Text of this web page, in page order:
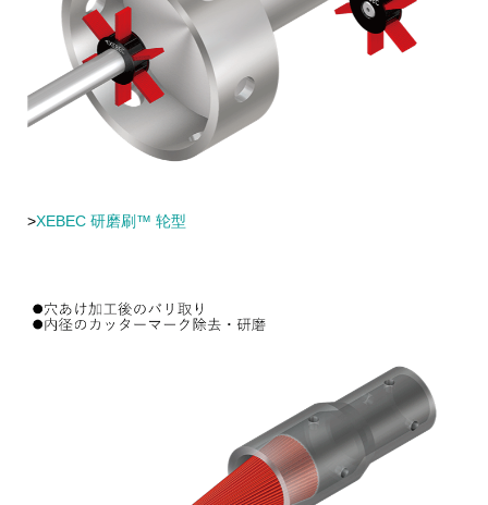
>XEBEC 研磨刷™ 轮型